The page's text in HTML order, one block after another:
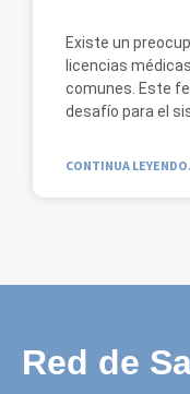
Existe un
licencias
comunes. Este
desafío para el
CONTINUA
Red de